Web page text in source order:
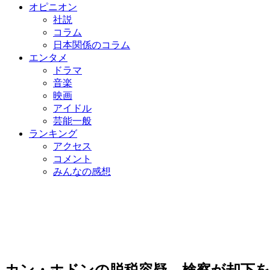
オピニオン
社説
コラム
日本関係のコラム
エンタメ
ドラマ
音楽
映画
アイドル
芸能一般
ランキング
アクセス
コメント
みんなの感想